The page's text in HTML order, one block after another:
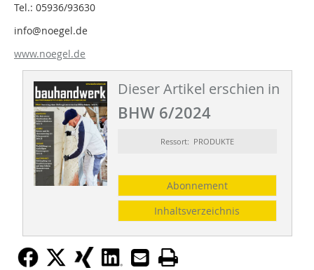
Tel.: 05936/93630
info@noegel.de
www.noegel.de
Dieser Artikel erschien in
BHW 6/2024
Ressort: PRODUKTE
Abonnement
Inhaltsverzeichnis